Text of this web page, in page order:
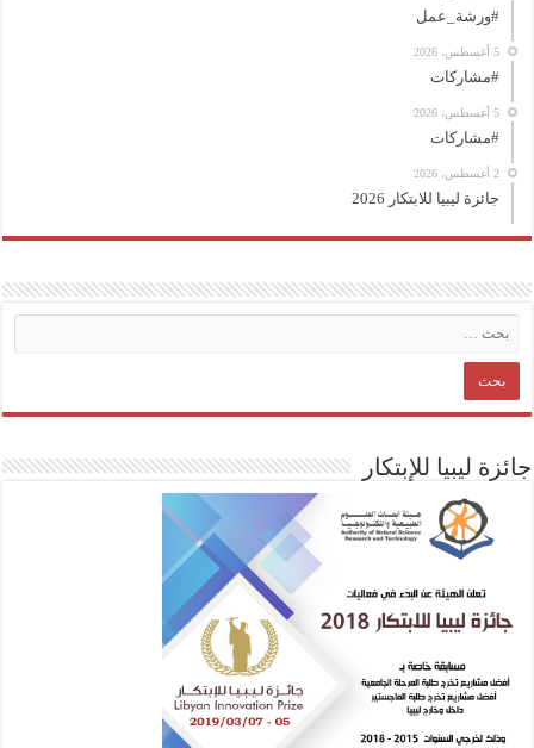
#ورشة_عمل
5 أغسطس، 2026
#مشاركات
5 أغسطس، 2026
#مشاركات
2 أغسطس، 2026
جائزة ليبيا للابتكار 2026
جائزة ليبيا للإبتكار